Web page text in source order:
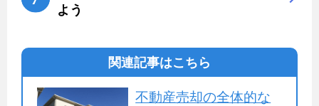
よう
関連記事はこちら
不動産売却の全体的な